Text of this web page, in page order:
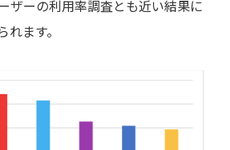
ザーの利用率調査とも近い結果に
ます。